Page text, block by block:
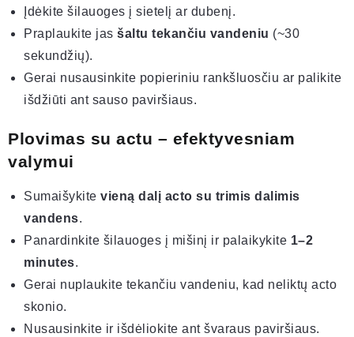
Įdėkite šilauoges į sietelį ar dubenį.
Praplaukite jas šaltu tekančiu vandeniu (~30
sekundžių).
Gerai nusausinkite popieriniu rankšluosčiu ar palikite
išdžiūti ant sauso paviršiaus.
Plovimas su actu – efektyvesniam
valymui
Sumaišykite vieną dalį acto su trimis dalimis
vandens.
Panardinkite šilauoges į mišinį ir palaikykite 1–2
minutes.
Gerai nuplaukite tekančiu vandeniu, kad neliktų acto
skonio.
Nusausinkite ir išdėliokite ant švaraus paviršiaus.